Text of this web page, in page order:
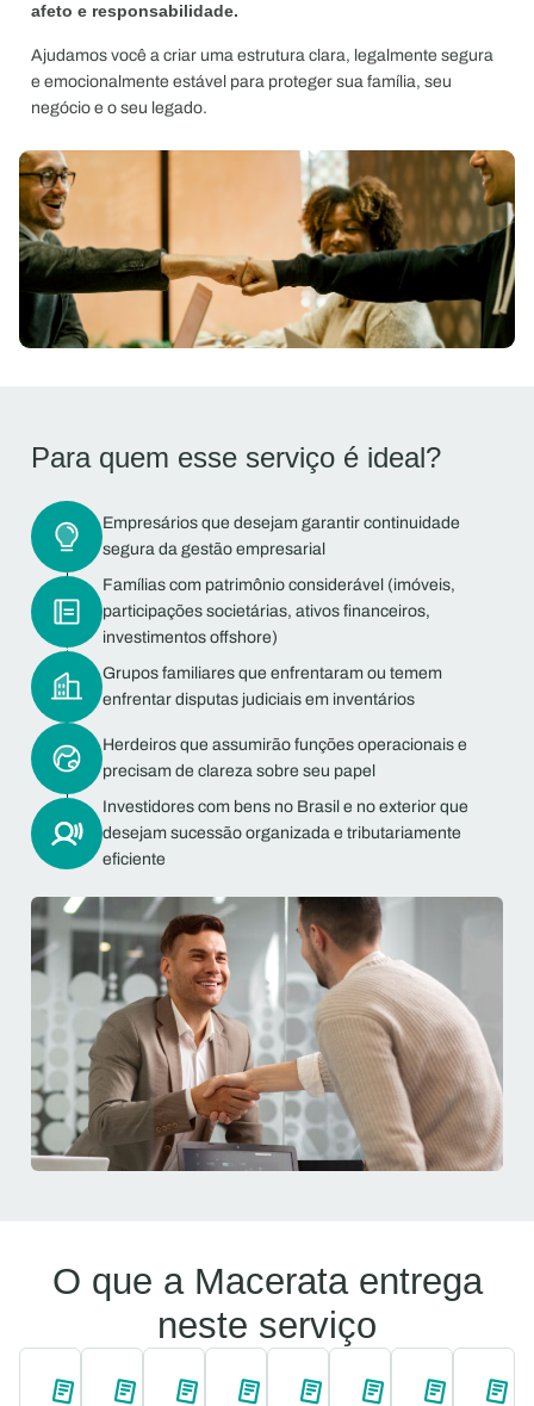
afeto e responsabilidade.
Ajudamos você a criar uma estrutura clara, legalmente segura
e emocionalmente estável para proteger sua família, seu
negócio e o seu legado.
Para quem esse serviço é ideal?
Empresários que desejam garantir continuidade
segura da gestão empresarial
Famílias com patrimônio considerável (imóveis,
participações societárias, ativos financeiros,
investimentos offshore)
Grupos familiares que enfrentaram ou temem
enfrentar disputas judiciais em inventários
Herdeiros que assumirão funções operacionais e
precisam de clareza sobre seu papel
Investidores com bens no Brasil e no exterior que
desejam sucessão organizada e tributariamente
eficiente
O que a Macerata entrega
neste serviço